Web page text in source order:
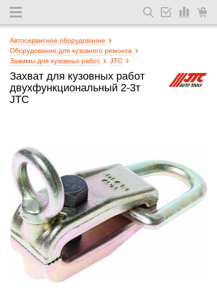
Автосервисное оборудование
Оборудование для кузовного ремонта
Зажимы для кузовных работ
JTC
Захват для кузовных работ
двухфункциональный 2-3т
JTC